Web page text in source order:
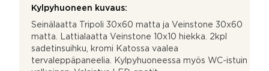
Kylpyhuoneen kuvaus:
Seinälaatta Tripoli 30x60 matta ja Veinstone 30x60
matta. Lattialaatta Veinstone 10x10 hiekka. 2kpl
sadetinsuihku, kromi Katossa vaalea
tervaleppäpaneelia. Kylpyhuoneessa myös WC-istuin